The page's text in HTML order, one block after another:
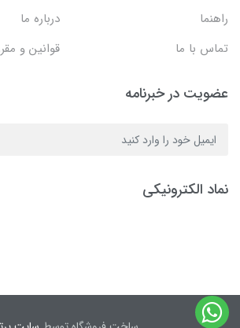
راهنما
درباره ما
تماس با ما
قوانین و
عضویت در خبرنامه
نماد الکترونیکی